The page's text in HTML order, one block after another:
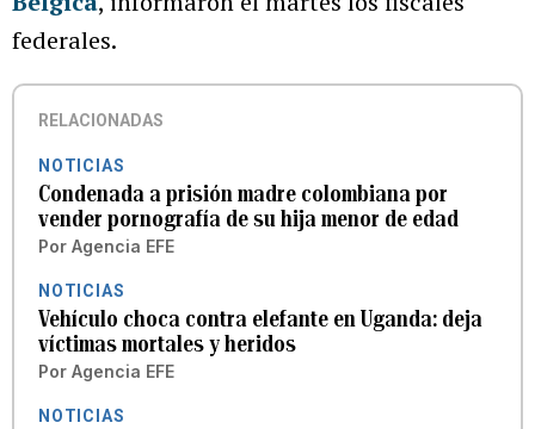
federales.
RELACIONADAS
NOTICIAS
Condenada a prisión madre colombiana por
vender pornografía de su hija menor de edad
Por Agencia EFE
NOTICIAS
Vehículo choca contra elefante en Uganda: deja
víctimas mortales y heridos
Por Agencia EFE
NOTICIAS